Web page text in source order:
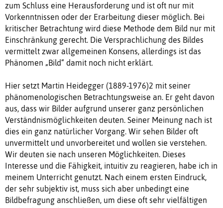
zum Schluss eine Herausforderung und ist oft nur mit
Vorkenntnissen oder der Erarbeitung dieser möglich. Bei
kritischer Betrachtung wird diese Methode dem Bild nur mit
Einschränkung gerecht. Die Versprachlichung des Bildes
vermittelt zwar allgemeinen Konsens, allerdings ist das
Phänomen „Bild“ damit noch nicht erklärt.
Hier setzt Martin Heidegger (1889-1976)2 mit seiner
phänomenologischen Betrachtungsweise an. Er geht davon
aus, dass wir Bilder aufgrund unserer ganz persönlichen
Verständnismöglichkeiten deuten. Seiner Meinung nach ist
dies ein ganz natürlicher Vorgang. Wir sehen Bilder oft
unvermittelt und unvorbereitet und wollen sie verstehen.
Wir deuten sie nach unseren Möglichkeiten. Dieses
Interesse und die Fähigkeit, intuitiv zu reagieren, habe ich in
meinem Unterricht genutzt. Nach einem ersten Eindruck,
der sehr subjektiv ist, muss sich aber unbedingt eine
Bildbefragung anschließen, um diese oft sehr vielfältigen